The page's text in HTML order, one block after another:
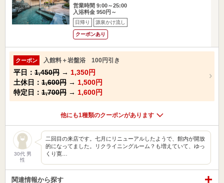
営業時間 9:00～25:00
入浴料金 950円～
日帰り 源泉かけ流し
クーポンあり
クーポン 入館料＋岩盤浴 100円引き
平日： 1,450円 → 1,350円
土休日： 1,600円 → 1,500円
特定日： 1,700円 → 1,600円
他にも1種類のクーポンがあります
30代 男
性
二回目の来店です。七月にリニューアルしたようで、館内が開放
的になってました。リクライニングルーム？も増えていて、ゆっ
くり寛…
関連情報から探す